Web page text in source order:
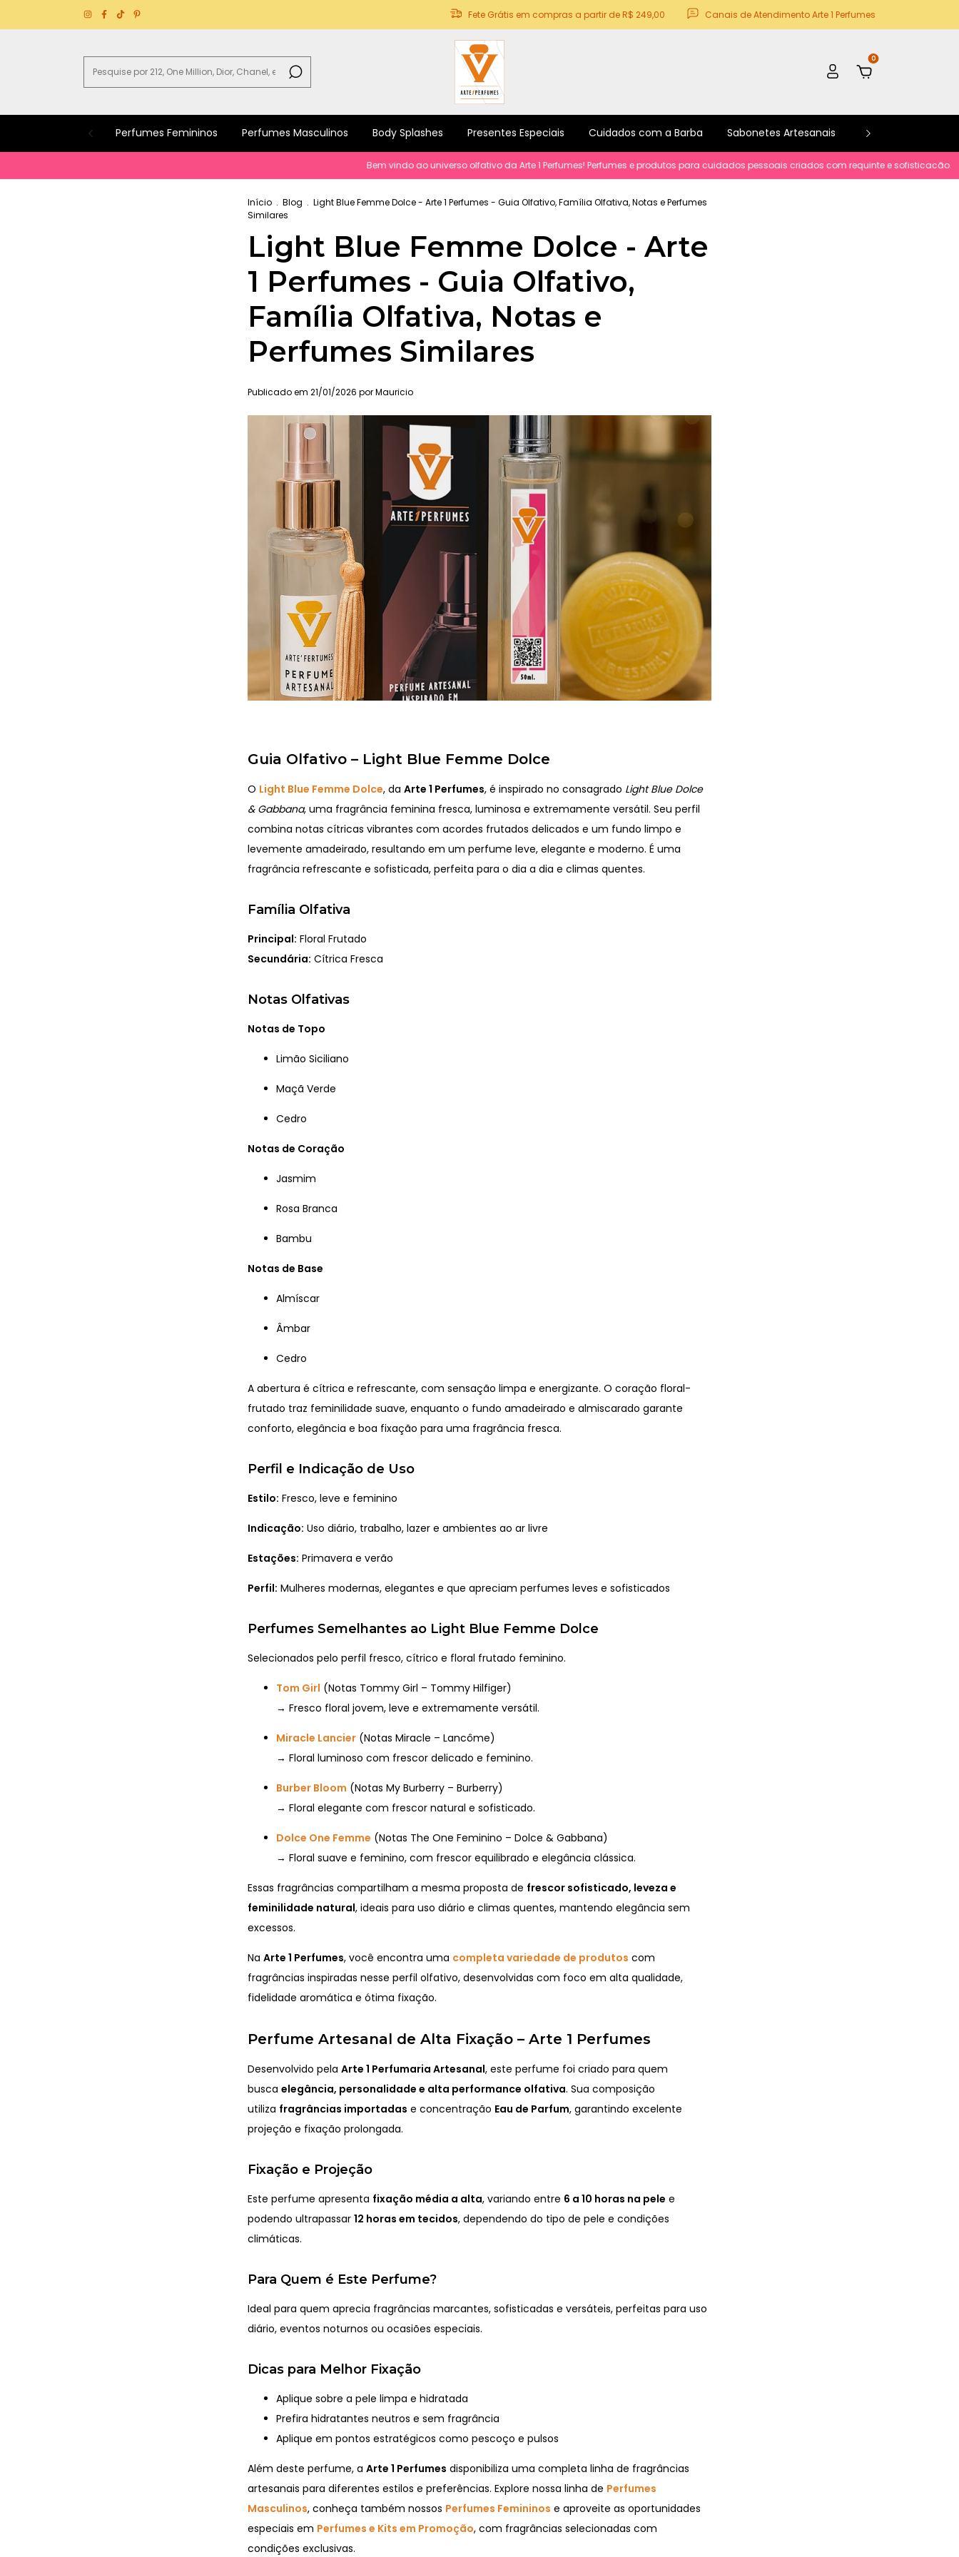
Fete Grátis em compras a partir de R$ 249,00 Canais de Atendimento Arte 1 Perfumes
0
Perfumes Femininos Perfumes Masculinos Body Splashes Presentes Especiais Cuidados com a Barba Sabonetes Artesanais Kits e Promoções
Bem vindo ao universo olfativo da Arte 1 Perfumes! Perfumes e produtos para cuidados pessoais criados com requinte e sofisticacão.
Início . Blog . Light Blue Femme Dolce - Arte 1 Perfumes - Guia Olfativo, Família Olfativa, Notas e Perfumes
Similares
Light Blue Femme Dolce - Arte
1 Perfumes - Guia Olfativo,
Família Olfativa, Notas e
Perfumes Similares
Publicado em 21/01/2026 por Mauricio
Guia Olfativo – Light Blue Femme Dolce
O Light Blue Femme Dolce, da Arte 1 Perfumes, é inspirado no consagrado Light Blue Dolce
& Gabbana, uma fragrância feminina fresca, luminosa e extremamente versátil. Seu perfil
combina notas cítricas vibrantes com acordes frutados delicados e um fundo limpo e
levemente amadeirado, resultando em um perfume leve, elegante e moderno. É uma
fragrância refrescante e sofisticada, perfeita para o dia a dia e climas quentes.
Família Olfativa
Principal: Floral Frutado
Secundária: Cítrica Fresca
Notas Olfativas
Notas de Topo
Limão Siciliano
Maçã Verde
Cedro
Notas de Coração
Jasmim
Rosa Branca
Bambu
Notas de Base
Almíscar
Âmbar
Cedro
A abertura é cítrica e refrescante, com sensação limpa e energizante. O coração floral-
frutado traz feminilidade suave, enquanto o fundo amadeirado e almiscarado garante
conforto, elegância e boa fixação para uma fragrância fresca.
Perfil e Indicação de Uso
Estilo: Fresco, leve e feminino
Indicação: Uso diário, trabalho, lazer e ambientes ao ar livre
Estações: Primavera e verão
Perfil: Mulheres modernas, elegantes e que apreciam perfumes leves e sofisticados
Perfumes Semelhantes ao Light Blue Femme Dolce
Selecionados pelo perfil fresco, cítrico e floral frutado feminino.
Tom Girl (Notas Tommy Girl – Tommy Hilfiger)
→ Fresco floral jovem, leve e extremamente versátil.
Miracle Lancier (Notas Miracle – Lancôme)
→ Floral luminoso com frescor delicado e feminino.
Burber Bloom (Notas My Burberry – Burberry)
→ Floral elegante com frescor natural e sofisticado.
Dolce One Femme (Notas The One Feminino – Dolce & Gabbana)
→ Floral suave e feminino, com frescor equilibrado e elegância clássica.
Essas fragrâncias compartilham a mesma proposta de frescor sofisticado, leveza e
feminilidade natural, ideais para uso diário e climas quentes, mantendo elegância sem
excessos.
Na Arte 1 Perfumes, você encontra uma completa variedade de produtos com
fragrâncias inspiradas nesse perfil olfativo, desenvolvidas com foco em alta qualidade,
fidelidade aromática e ótima fixação.
Perfume Artesanal de Alta Fixação – Arte 1 Perfumes
Desenvolvido pela Arte 1 Perfumaria Artesanal, este perfume foi criado para quem
busca elegância, personalidade e alta performance olfativa. Sua composição
utiliza fragrâncias importadas e concentração Eau de Parfum, garantindo excelente
projeção e fixação prolongada.
Fixação e Projeção
Este perfume apresenta fixação média a alta, variando entre 6 a 10 horas na pele e
podendo ultrapassar 12 horas em tecidos, dependendo do tipo de pele e condições
climáticas.
Para Quem é Este Perfume?
Ideal para quem aprecia fragrâncias marcantes, sofisticadas e versáteis, perfeitas para uso
diário, eventos noturnos ou ocasiões especiais.
Dicas para Melhor Fixação
Aplique sobre a pele limpa e hidratada
Prefira hidratantes neutros e sem fragrância
Aplique em pontos estratégicos como pescoço e pulsos
Além deste perfume, a Arte 1 Perfumes disponibiliza uma completa linha de fragrâncias
artesanais para diferentes estilos e preferências. Explore nossa linha de Perfumes
Masculinos, conheça também nossos Perfumes Femininos e aproveite as oportunidades
especiais em Perfumes e Kits em Promoção, com fragrâncias selecionadas com
condições exclusivas.